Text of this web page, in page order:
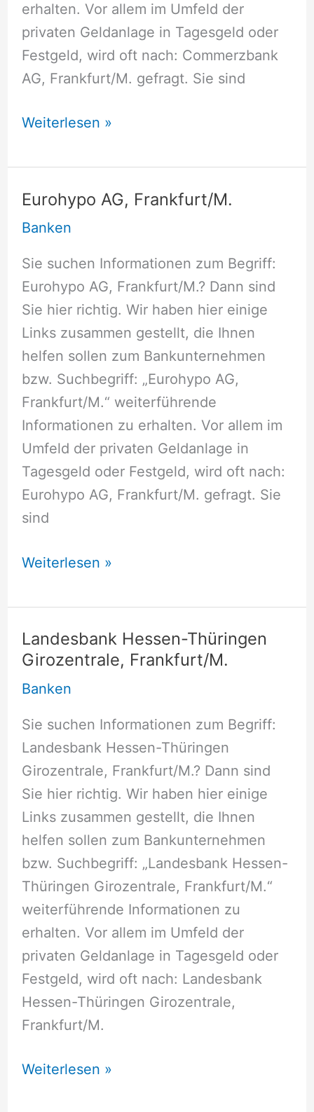
erhalten. Vor allem im Umfeld der
privaten Geldanlage in Tagesgeld oder
Festgeld, wird oft nach: Commerzbank
AG, Frankfurt/M. gefragt. Sie sind
Commerzbank
Frankfurt/M.
Weiterlesen »
Eurohypo AG, Frankfurt/M.
Banken
Sie suchen Informationen zum Begriff:
Eurohypo AG, Frankfurt/M.? Dann sind
Sie hier richtig. Wir haben hier einige
Links zusammen gestellt, die Ihnen
helfen sollen zum Bankunternehmen
bzw. Suchbegriff: „Eurohypo AG,
Frankfurt/M.“ weiterführende
Informationen zu erhalten. Vor allem im
Umfeld der privaten Geldanlage in
Tagesgeld oder Festgeld, wird oft nach:
Eurohypo AG, Frankfurt/M. gefragt. Sie
sind
Eurohypo
Frankfurt/M.
Weiterlesen »
Landesbank Hessen-Thüringen
Girozentrale, Frankfurt/M.
Banken
Sie suchen Informationen zum Begriff:
Landesbank Hessen-Thüringen
Girozentrale, Frankfurt/M.? Dann sind
Sie hier richtig. Wir haben hier einige
Links zusammen gestellt, die Ihnen
helfen sollen zum Bankunternehmen
bzw. Suchbegriff: „Landesbank Hessen-
Thüringen Girozentrale, Frankfurt/M.“
weiterführende Informationen zu
erhalten. Vor allem im Umfeld der
privaten Geldanlage in Tagesgeld oder
Festgeld, wird oft nach: Landesbank
Hessen-Thüringen Girozentrale,
Frankfurt/M.
Landesbank
Weiterlesen »